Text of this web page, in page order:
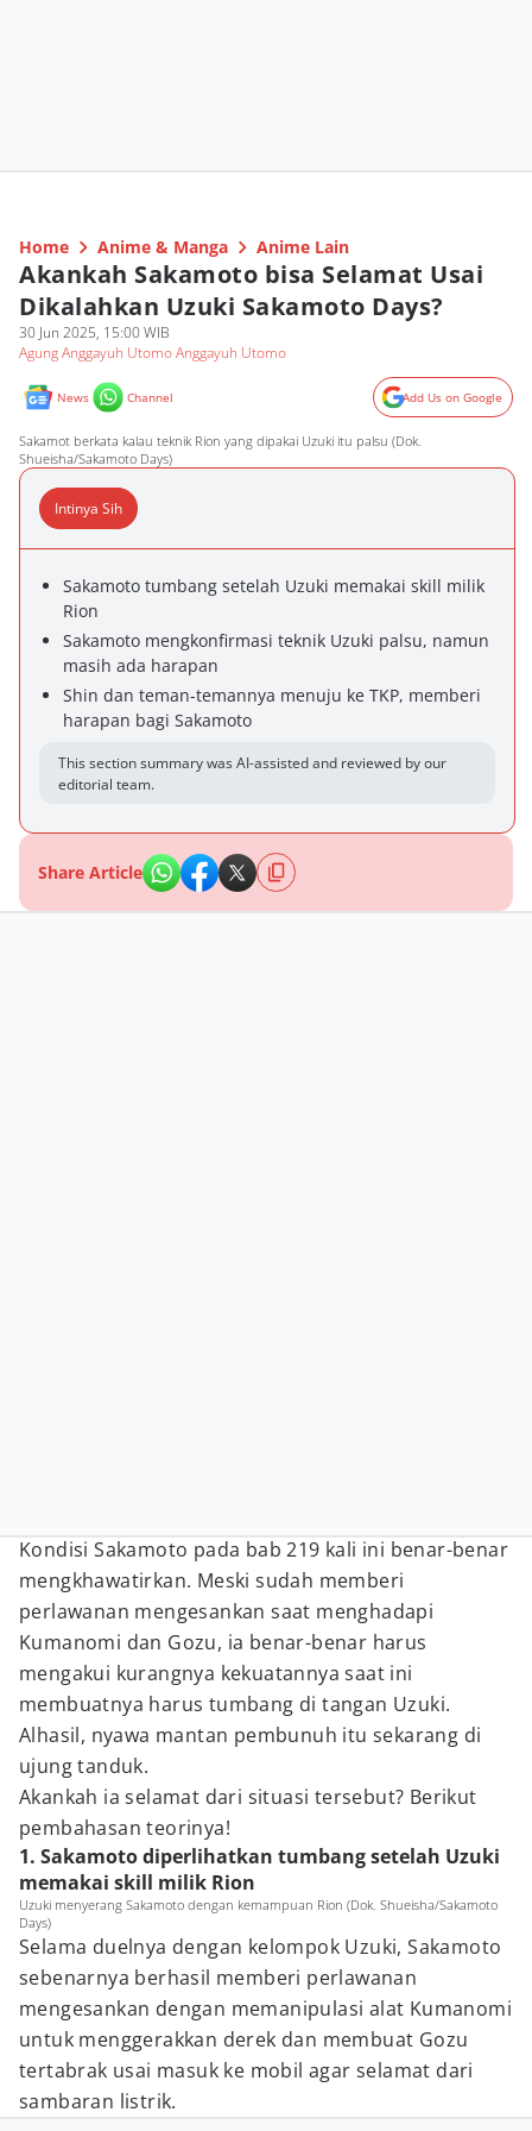
Home Anime & Manga Anime Lain
Akankah Sakamoto bisa Selamat Usai
Dikalahkan Uzuki Sakamoto Days?
30 Jun 2025, 15:00 WIB
Agung Anggayuh Utomo Anggayuh Utomo
News Channel Add Us on Google
Sakamot berkata kalau teknik Rion yang dipakai Uzuki itu palsu (Dok.
Shueisha/Sakamoto Days)
Intinya Sih
Sakamoto tumbang setelah Uzuki memakai skill milik
Rion
Sakamoto mengkonfirmasi teknik Uzuki palsu, namun
masih ada harapan
Shin dan teman-temannya menuju ke TKP, memberi
harapan bagi Sakamoto
This section summary was AI-assisted and reviewed by our
editorial team.
Share Article
Kondisi Sakamoto pada bab 219 kali ini benar-benar
mengkhawatirkan. Meski sudah memberi
perlawanan mengesankan saat menghadapi
Kumanomi dan Gozu, ia benar-benar harus
mengakui kurangnya kekuatannya saat ini
membuatnya harus tumbang di tangan Uzuki.
Alhasil, nyawa mantan pembunuh itu sekarang di
ujung tanduk.
Akankah ia selamat dari situasi tersebut? Berikut
pembahasan teorinya!
1. Sakamoto diperlihatkan tumbang setelah Uzuki
memakai skill milik Rion
Uzuki menyerang Sakamoto dengan kemampuan Rion (Dok. Shueisha/Sakamoto
Days)
Selama duelnya dengan kelompok Uzuki, Sakamoto
sebenarnya berhasil memberi perlawanan
mengesankan dengan memanipulasi alat Kumanomi
untuk menggerakkan derek dan membuat Gozu
tertabrak usai masuk ke mobil agar selamat dari
sambaran listrik.